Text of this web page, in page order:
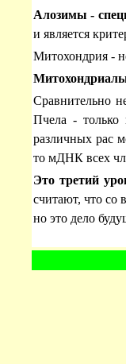
Алозимы -
и является
Митохондрия -
Сравнительно
Пчела - только
различных рас
то мДНК всех
Это третий
считают, что со
но это дело